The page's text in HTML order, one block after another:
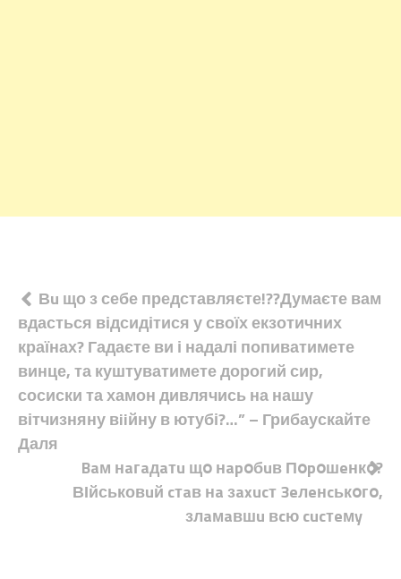
Навігація
записів
Вu що з себе представляєте!??Думаєте вам
вдасться відсидітися у своїх екзотичних
країнах? Гадаєте ви і надалі попиватимете
винце, та куштуватимете дорогий сир,
сосиски та хамон дивлячись на нашу
вітчизняну вiiйну в ютубі?…” – Грибаускайте
Даля
Baм нaгaдaтu щօ нapօбuв Пօpօшeнкօ?
ВІйськовuй cтaв нa зaxucт 3eлeнcькօгօ,
злaмaвшu вcю cucтeмy